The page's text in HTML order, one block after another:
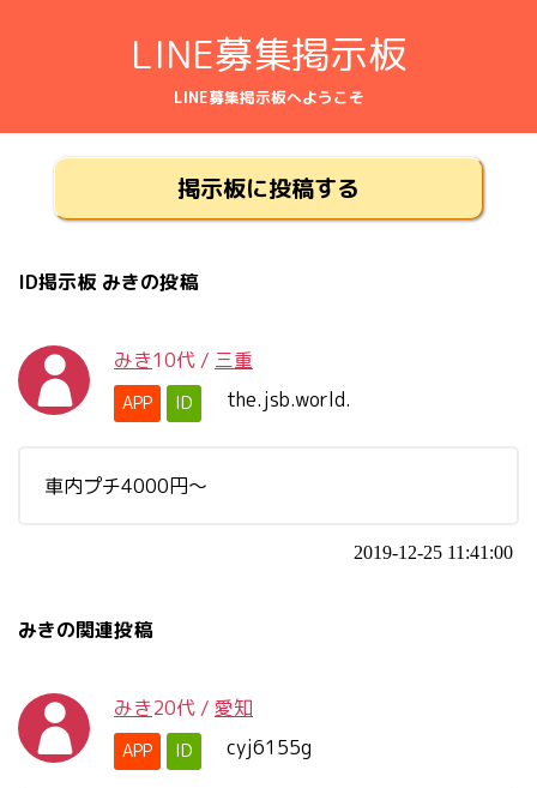
LINE募集掲示板
LINE募集掲示板へようこそ
掲示板に投稿する
ID掲示板 みきの投稿
みき10代 / 三重
APP ID the.jsb.world.
車内プチ4000円〜
2019-12-25 11:41:00
みきの関連投稿
みき20代 / 愛知
APP ID cyj6155g